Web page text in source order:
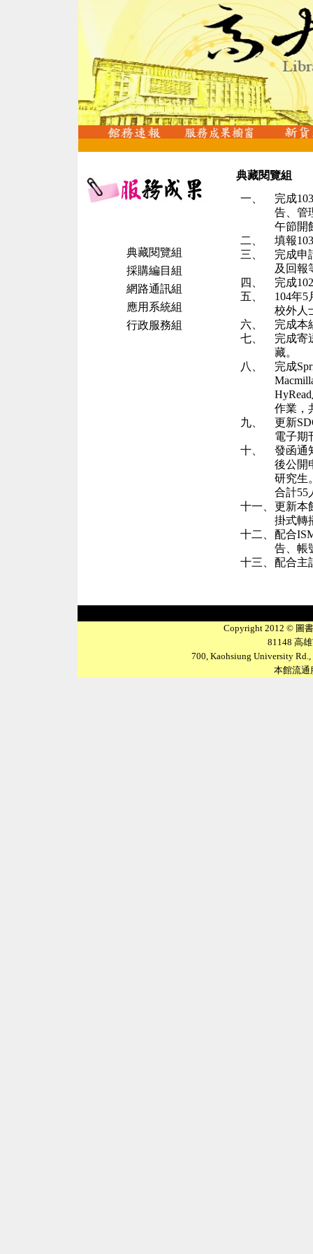
典藏閱覽組
採購編目組
網路通訊組
應用系統組
行政服務組
典藏閱覽組
一、
完成103
告、管
午節開
二、
填報103
三、
完成申
及回報
四、
完成102
五、
104年5
校外人
六、
完成本
七、
完成寄
藏。
八、
完成
HyRead
作業，
九、
更新
電子期
十、
發函通
後公開
研究生
合計55
十一、 更新本
掛式轉
十二、 配合
告、帳
十三、 配合主
Copyright 2012 © 圖
81148 高
700, Kaohsiung University
本館流通